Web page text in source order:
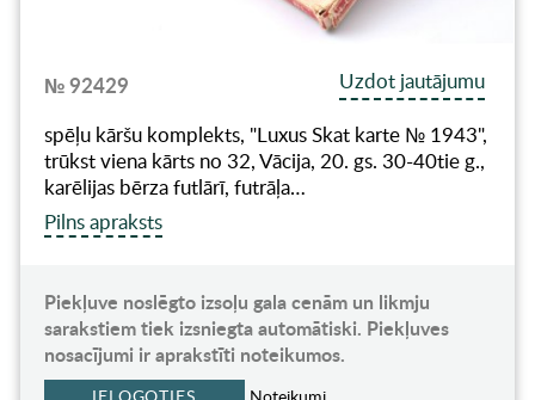
№ 92429
Uzdot jautājumu
spēļu kāršu komplekts, "Luxus Skat karte № 1943",
trūkst viena kārts no 32, Vācija, 20. gs. 30-40tie g.,
karēlijas bērza futlārī, futrāļa…
Pilns apraksts
Piekļuve noslēgto izsoļu gala cenām un likmju
sarakstiem tiek izsniegta automātiski. Piekļuves
nosacījumi ir aprakstīti noteikumos.